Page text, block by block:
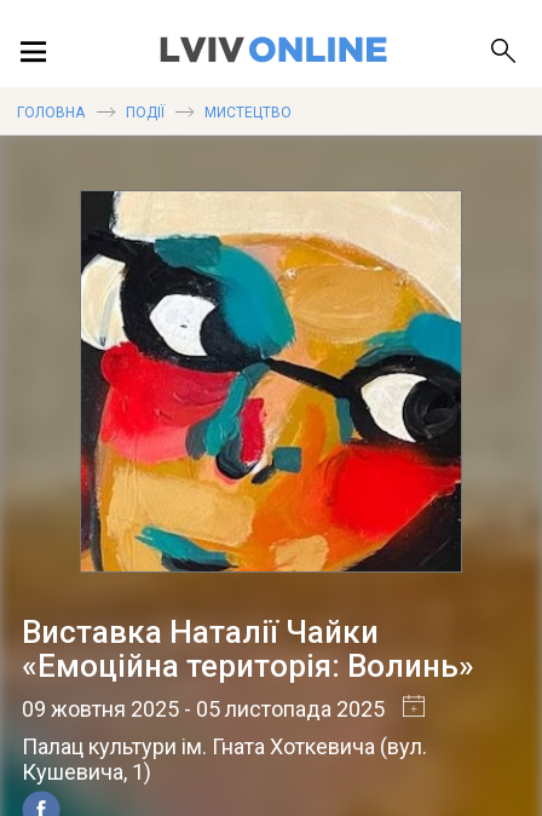
ПУБЛІКАЦІЇ
ДОВІДКА
ГОЛОВНА ПОДІЇ МИСТЕЦТВО
Виставка Наталії Чайки
«Емоційна територія: Волинь»
09 жовтня 2025- 05 листопада 2025
Палац культури ім. Гната Хоткевича (вул.
Кушевича, 1)